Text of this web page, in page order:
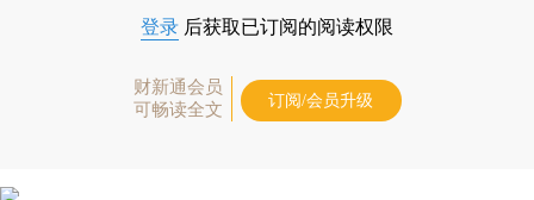
登录 后获取已订阅的阅读权限
财新通会员
可畅读全文
订阅/会员升级